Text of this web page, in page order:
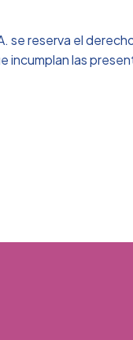
se reserva el
incumplan las